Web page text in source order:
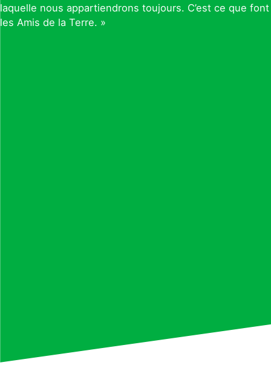
laquelle nous appartiendrons toujours. C’est ce que font
les Amis de la Terre. »